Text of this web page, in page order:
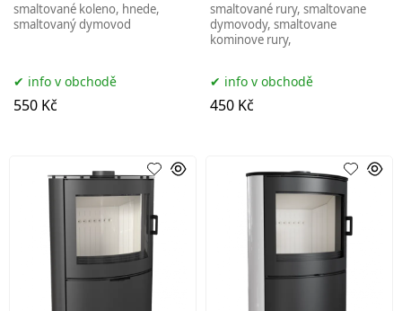
smaltované koleno, hnede,
smaltovaný dymovod
info v obchodě
550 Kč
smaltované rury, smaltovane
dymovody, smaltovane
kominove rury,
info v obchodě
450 Kč